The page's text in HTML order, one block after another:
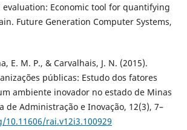
Economic tool for quantifying
Future Generation Computer Systems,
E. M. P., & Carvalhais, J. N. (2015).
públicas: Estudo dos fatores
ambiente inovador no estado de Minas
de Administração e Inovação, 12(3), 7–
rai.v12i3.100929